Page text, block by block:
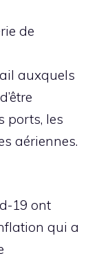
de
auxquels
ports, les
aériennes.
19 ont
qui a